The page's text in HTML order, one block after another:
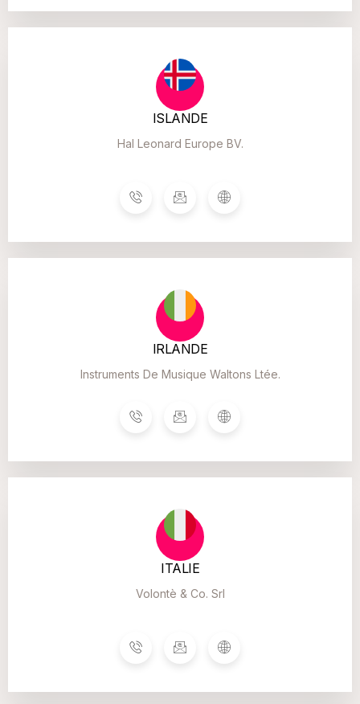
ISLANDE
Hal Leonard Europe BV.
IRLANDE
Instruments De Musique Waltons Ltée.
ITALIE
Volontè & Co. Srl